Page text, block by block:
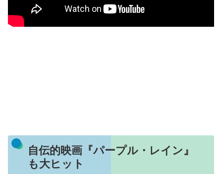
自伝的映画『パープル・レイン』
も大ヒット